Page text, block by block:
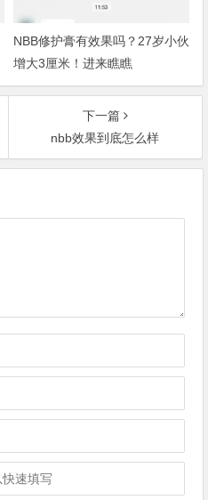
NBB修护膏有效果吗？27岁小伙
增大3厘米！进来瞧瞧
下一篇
nbb效果到底怎么样